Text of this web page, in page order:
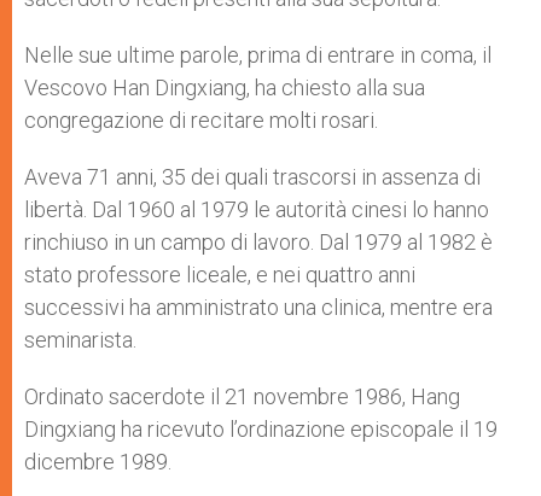
Nelle sue ultime parole, prima di entrare in coma, il
Vescovo Han Dingxiang, ha chiesto alla sua
congregazione di recitare molti rosari.
Aveva 71 anni, 35 dei quali trascorsi in assenza di
libertà. Dal 1960 al 1979 le autorità cinesi lo hanno
rinchiuso in un campo di lavoro. Dal 1979 al 1982 è
stato professore liceale, e nei quattro anni
successivi ha amministrato una clinica, mentre era
seminarista.
Ordinato sacerdote il 21 novembre 1986, Hang
Dingxiang ha ricevuto l’ordinazione episcopale il 19
dicembre 1989.